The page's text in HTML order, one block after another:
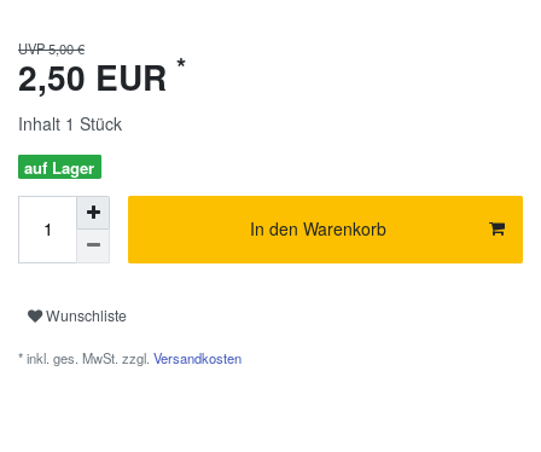
UVP 5,00 €
2,50 EUR *
Inhalt 1 Stück
auf Lager
In den Warenkorb
Wunschliste
* inkl. ges. MwSt. zzgl. Versandkosten